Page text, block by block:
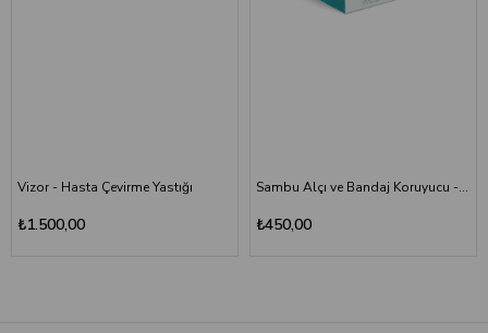
Vizor - Hasta Çevirme Yastığı
₺1.500,00
Sambu Alçı ve Bandaj Koruyucu - Çocuk Kol
₺450,00